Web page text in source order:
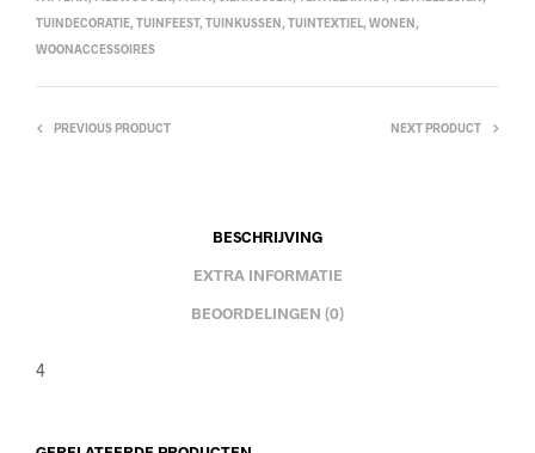
TUINDECORATIE, TUINFEEST, TUINKUSSEN, TUINTEXTIEL, WONEN,
WOONACCESSOIRES
PREVIOUS PRODUCT NEXT PRODUCT
BESCHRIJVING
EXTRA INFORMATIE
BEOORDELINGEN (0)
4